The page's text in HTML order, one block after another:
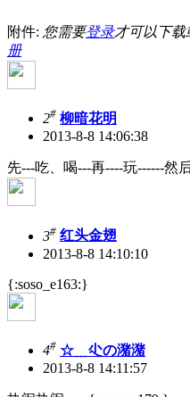
附件: 您需要登录才可以下载
册
2# 柳暗花明
2013-8-8 14:06:38
先---吃、喝---再----玩------然
3# 红头金翅
2013-8-8 14:10:10
{:soso_e163:}
4# ☆﹎尐の潴潴
2013-8-8 14:11:57